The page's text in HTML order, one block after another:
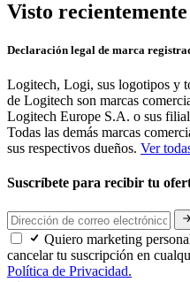
Visto recientemente
Declaración legal de marca
Logitech, Logi, sus logotipos y
de Logitech son marcas
Logitech Europe S.A. o sus
Todas las demás marcas
sus respectivos dueños. Ver
Suscríbete para recibir tu
Quiero marketing
cancelar tu suscripción en
Política de Privacidad.